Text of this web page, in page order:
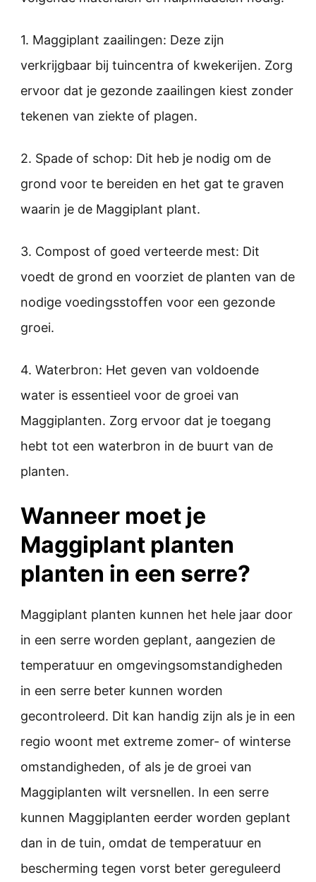
1. Maggiplant zaailingen: Deze zijn
verkrijgbaar bij tuincentra of kwekerijen. Zorg
ervoor dat je gezonde zaailingen kiest zonder
tekenen van ziekte of plagen.
2. Spade of schop: Dit heb je nodig om de
grond voor te bereiden en het gat te graven
waarin je de Maggiplant plant.
3. Compost of goed verteerde mest: Dit
voedt de grond en voorziet de planten van de
nodige voedingsstoffen voor een gezonde
groei.
4. Waterbron: Het geven van voldoende
water is essentieel voor de groei van
Maggiplanten. Zorg ervoor dat je toegang
hebt tot een waterbron in de buurt van de
planten.
Wanneer moet je
Maggiplant planten
planten in een serre?
Maggiplant planten kunnen het hele jaar door
in een serre worden geplant, aangezien de
temperatuur en omgevingsomstandigheden
in een serre beter kunnen worden
gecontroleerd. Dit kan handig zijn als je in een
regio woont met extreme zomer- of winterse
omstandigheden, of als je de groei van
Maggiplanten wilt versnellen. In een serre
kunnen Maggiplanten eerder worden geplant
dan in de tuin, omdat de temperatuur en
bescherming tegen vorst beter gereguleerd